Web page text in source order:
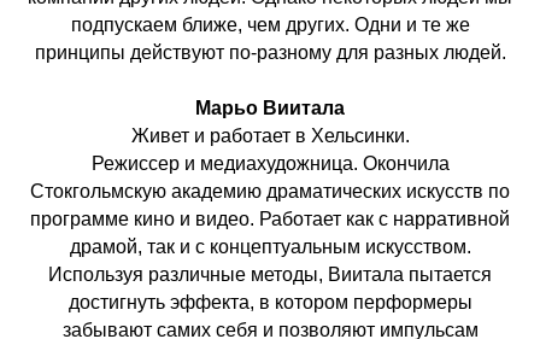
подпускаем ближе, чем других. Одни и те же
принципы действуют по-разному для разных людей.
Марьо Виитала
Живет и работает в Хельсинки.
Режиссер и медиахудожница. Окончила
Стокгольмскую академию драматических искусств по
программе кино и видео. Работает как с нарративной
драмой, так и с концептуальным искусством.
Используя различные методы, Виитала пытается
достигнуть эффекта, в котором перформеры
забывают самих себя и позволяют импульсам